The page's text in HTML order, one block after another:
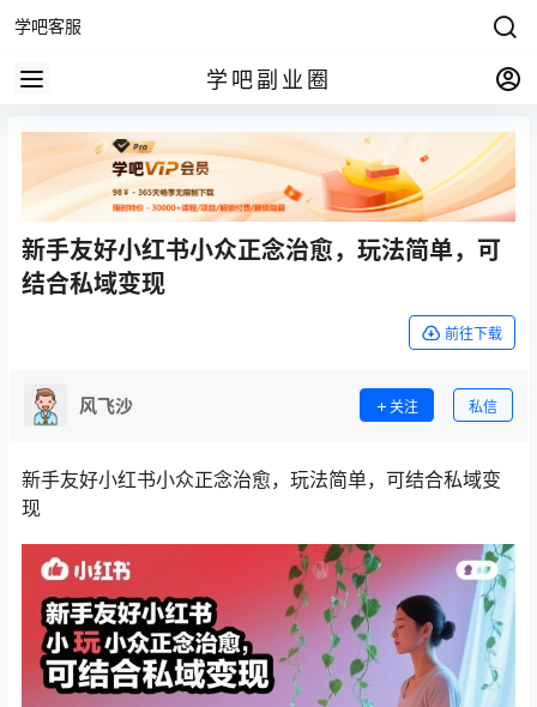
学吧客服
学吧副业圈
新手友好小红书小众正念治愈，玩法简单，可
结合私域变现
前往下载
风飞沙 关注 私信
新手友好小红书小众正念治愈，玩法简单，可结合私域变
现